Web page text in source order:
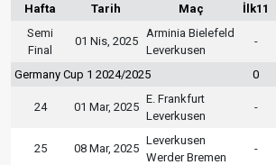
Hafta Tarih Maç İlk11
Semi
Final
01 Nis, 2025
Arminia Bielefeld
Leverkusen
-
Germany Cup 1 2024/2025 0
24 01 Mar, 2025
E. Frankfurt
Leverkusen
-
25 08 Mar, 2025
Leverkusen
Werder Bremen
-